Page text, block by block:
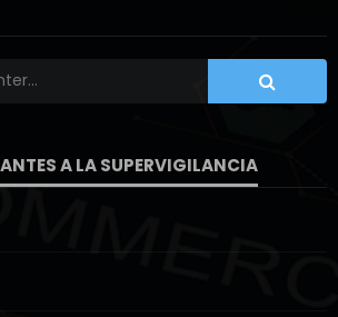
A LA SUPERVIGILANCIA